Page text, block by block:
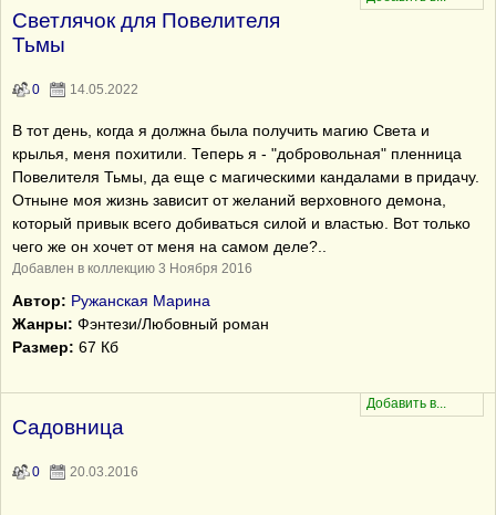
Светлячок для Повелителя
Тьмы
0 14.05.2022
В тот день, когда я должна была получить магию Света и
крылья, меня похитили. Теперь я - "добровольная" пленница
Повелителя Тьмы, да еще с магическими кандалами в придачу.
Отныне моя жизнь зависит от желаний верховного демона,
который привык всего добиваться силой и властью. Вот только
чего же он хочет от меня на самом деле?..
Добавлен в коллекцию 3 Ноября 2016
Автор: Ружанская Марина
Жанры: Фэнтези/Любовный роман
Размер: 67 Кб
Садовница
0 20.03.2016